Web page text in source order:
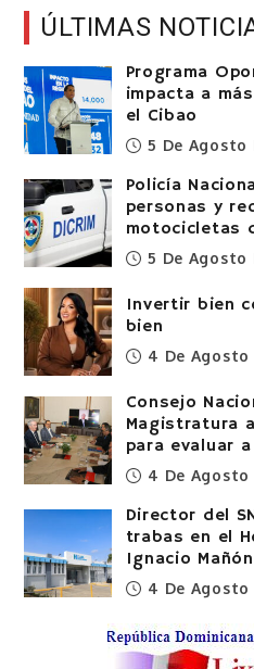
ÚLTIMAS
Programa
impacta a
el Cibao
5 De Agosto
Policía
personas y
motocicletas
5 De Agosto
Invertir bien
bien
4 De Agosto
Consejo
Magistratura
para evaluar
4 De Agosto
Director del
trabas en el
Ignacio Mañón
4 De Agosto